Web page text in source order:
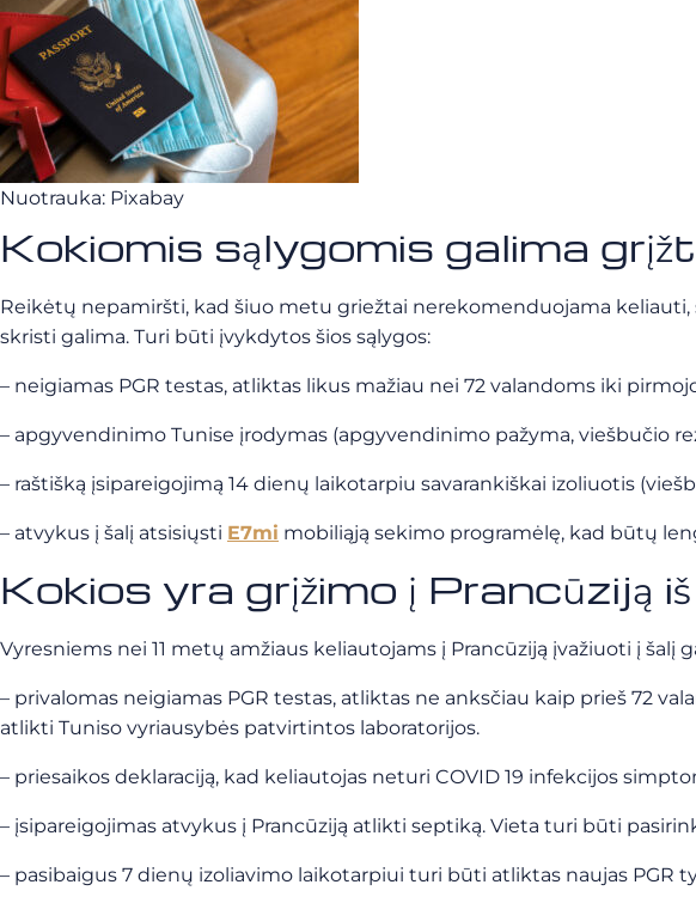
Nuotrauka: Pixabay
Kokiomis sąlygomis galima
Reikėtų nepamiršti, kad šiuo metu griežtai nerekomenduojama keliauti,
skristi galima. Turi būti įvykdytos šios sąlygos:
– neigiamas PGR testas, atliktas likus mažiau nei 72 valandoms iki
– apgyvendinimo Tunise įrodymas (apgyvendinimo pažyma, viešbučio
– raštišką įsipareigojimą 14 dienų laikotarpiu savarankiškai izoliuotis
– atvykus į šalį atsisiųsti E7mi mobiliąją sekimo programėlę, kad būtų
Kokios yra grįžimo į Prancūziją
Vyresniems nei 11 metų amžiaus keliautojams į Prancūziją įvažiuoti į šalį
– privalomas neigiamas PGR testas, atliktas ne anksčiau kaip prieš 72
atlikti Tuniso vyriausybės patvirtintos laboratorijos.
– priesaikos deklaraciją, kad keliautojas neturi COVID 19 infekcijos
– įsipareigojimas atvykus į Prancūziją atlikti septiką. Vieta turi būti
– pasibaigus 7 dienų izoliavimo laikotarpiui turi būti atliktas naujas PGR